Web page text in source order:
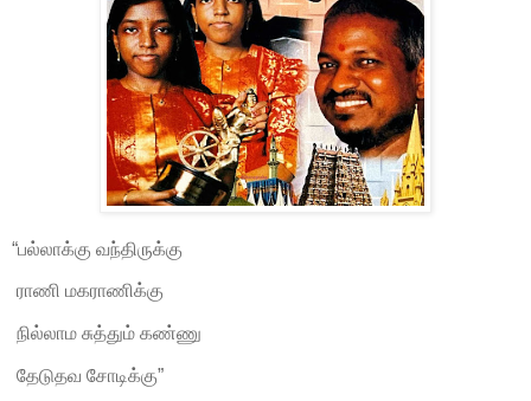
“பல்லாக்கு வந்திருக்கு
ராணி மகராணிக்கு
நில்லாம சுத்தும் கண்ணு
தேடுதவ சோடிக்கு”